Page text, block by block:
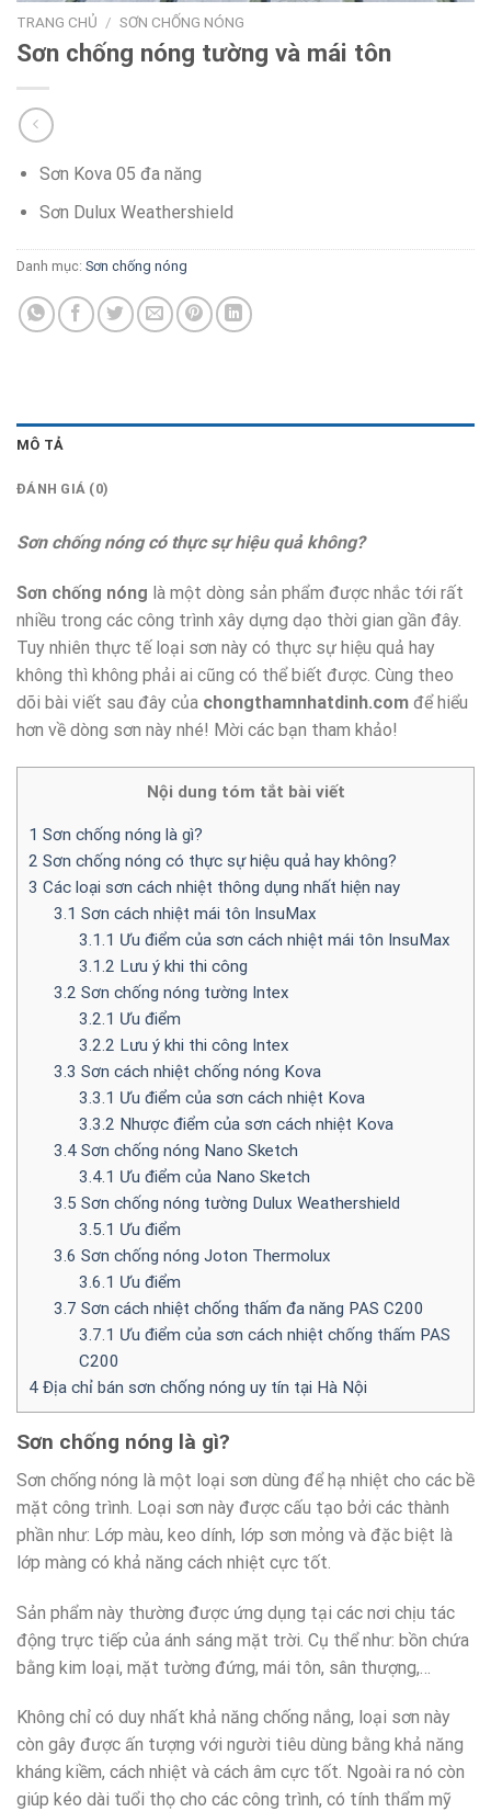
TRANG CHỦ / SƠN CHỐNG NÓNG
Sơn chống nóng tường và mái tôn
Sơn Kova 05 đa năng
Sơn Dulux Weathershield
Danh mục: Sơn chống nóng
MÔ TẢ
ĐÁNH GIÁ (0)
Sơn chống nóng có thực sự hiệu quả không?
Sơn chống nóng là một dòng sản phẩm được nhắc tới rất
nhiều trong các công trình xây dựng dạo thời gian gần đây.
Tuy nhiên thực tế loại sơn này có thực sự hiệu quả hay
không thì không phải ai cũng có thể biết được. Cùng theo
dõi bài viết sau đây của chongthamnhatdinh.com để hiểu
hơn về dòng sơn này nhé! Mời các bạn tham khảo!
Nội dung tóm tắt bài viết
1 Sơn chống nóng là gì?
2 Sơn chống nóng có thực sự hiệu quả hay không?
3 Các loại sơn cách nhiệt thông dụng nhất hiện nay
3.1 Sơn cách nhiệt mái tôn InsuMax
3.1.1 Ưu điểm của sơn cách nhiệt mái tôn InsuMax
3.1.2 Lưu ý khi thi công
3.2 Sơn chống nóng tường Intex
3.2.1 Ưu điểm
3.2.2 Lưu ý khi thi công Intex
3.3 Sơn cách nhiệt chống nóng Kova
3.3.1 Ưu điểm của sơn cách nhiệt Kova
3.3.2 Nhược điểm của sơn cách nhiệt Kova
3.4Sơn chống nóng Nano Sketch
3.4.1 Ưu điểm của Nano Sketch
3.5 Sơn chống nóng tường Dulux Weathershield
3.5.1 Ưu điểm
3.6 Sơn chống nóng Joton Thermolux
3.6.1 Ưu điểm
3.7 Sơn cách nhiệt chống thấm đa năng PAS C200
3.7.1 Ưu điểm của sơn cách nhiệt chống thấm PAS
C200
4 Địa chỉ bán sơn chống nóng uy tín tại Hà Nội
Sơn chống nóng là gì?
Sơn chống nóng là một loại sơn dùng để hạ nhiệt cho các bề
mặt công trình. Loại sơn này được cấu tạo bởi các thành
phần như: Lớp màu, keo dính, lớp sơn mỏng và đặc biệt là
lớp màng có khả năng cách nhiệt cực tốt.
Sản phẩm này thường được ứng dụng tại các nơi chịu tác
động trực tiếp của ánh sáng mặt trời. Cụ thể như: bồn chứa
bằng kim loại, mặt tường đứng, mái tôn, sân thượng,…
Không chỉ có duy nhất khả năng chống nắng, loại sơn này
còn gây được ấn tượng với người tiêu dùng bằng khả năng
kháng kiềm, cách nhiệt và cách âm cực tốt. Ngoài ra nó còn
giúp kéo dài tuổi thọ cho các công trình, có tính thẩm mỹ